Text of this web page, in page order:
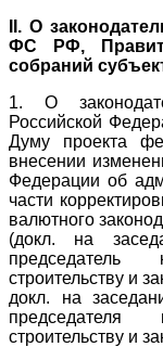
II. О
ФС РФ,
собраний
1. О
Российской
Думу проекта
внесении
Федерации об
части
валютного
(докл. на
председатель
строительству и
докл. на
председателя
строительству и